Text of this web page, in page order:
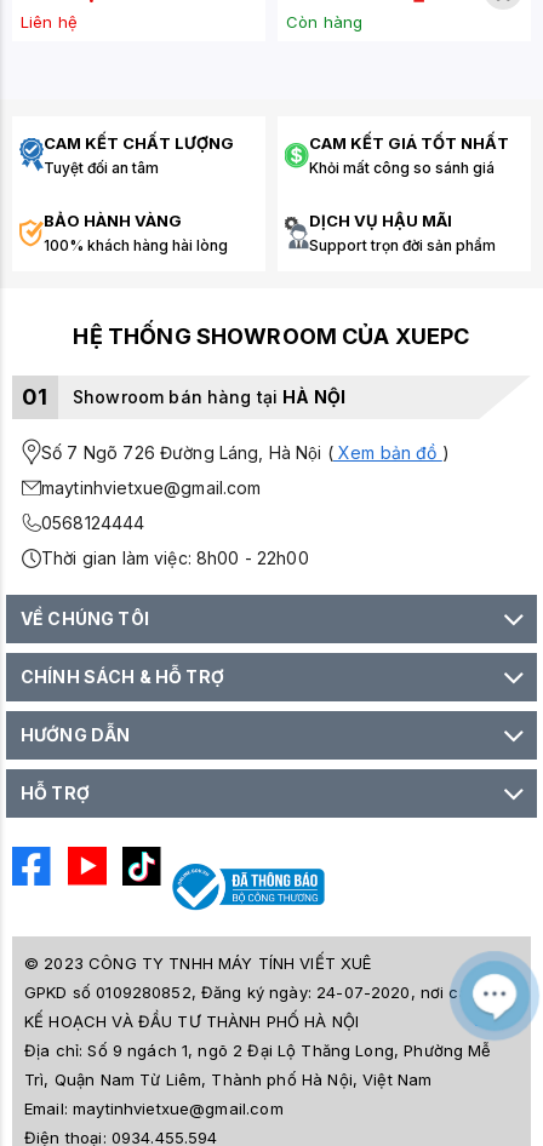
Liên hệ Còn hàng
CAM KẾT CHẤT LƯỢNG
Tuyệt đối an tâm
CAM KẾT GIÁ TỐT NHẤT
Khỏi mất công so sánh giá
BẢO HÀNH VÀNG
100% khách hàng hài lòng
DỊCH VỤ HẬU MÃI
Support trọn đời sản phẩm
HỆ THỐNG SHOWROOM CỦA XUEPC
01 Showroom bán hàng tại HÀ NỘI
Số 7 Ngõ 726 Đường Láng, Hà Nội (Xem bản đồ )
maytinhvietxue@gmail.com
0568124444
Thời gian làm việc: 8h00 - 22h00
VỀ CHÚNG TÔI
CHÍNH SÁCH & HỖ TRỢ
HƯỚNG DẪN
HỖ TRỢ
© 2023 CÔNG TY TNHH MÁY TÍNH VIẾT XUÊ
GPKD số 0109280852, Đăng ký ngày: 24-07-2020, nơi cấp SỞ
KẾ HOẠCH VÀ ĐẦU TƯ THÀNH PHỐ HÀ NỘI
Địa chỉ:Số 9 ngách 1, ngõ 2 Đại Lộ Thăng Long, Phường Mễ
Trì, Quận Nam Từ Liêm, Thành phố Hà Nội, Việt Nam
Email:maytinhvietxue@gmail.com
Điện thoại: 0934.455.594